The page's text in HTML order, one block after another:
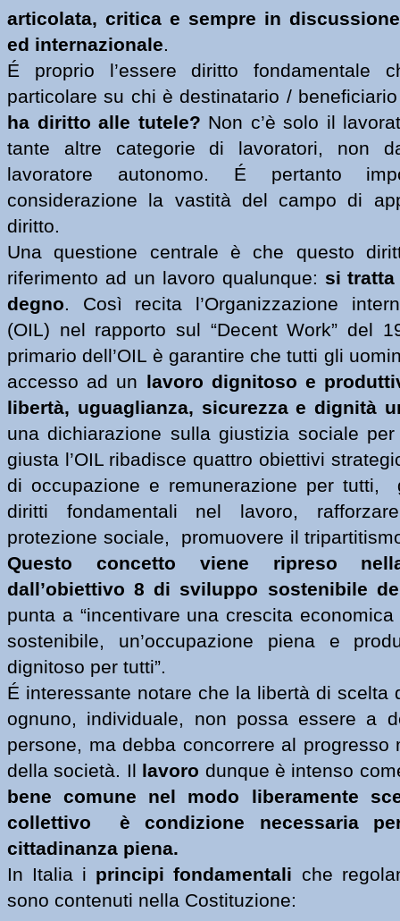
articolata, critica e sempre in
ed internazionale.
É proprio l’essere diritto fondamentale
particolare su chi è destinatario /
ha diritto alle tutele? Non c’è solo il
tante altre categorie di lavoratori, non
lavoratore autonomo. É pertanto
considerazione la vastità del campo di
diritto.
Una questione centrale è che questo
riferimento ad un lavoro qualunque: si
degno. Così recita l’Organizzazione
(OIL) nel rapporto sul “Decent Work” del
primario dell’OIL è garantire che tutti gli
accesso ad un lavoro dignitoso e
libertà, uguaglianza, sicurezza e dignità
una dichiarazione sulla giustizia sociale
giusta l’OIL ribadisce quattro obiettivi
di occupazione e remunerazione per tutti,
diritti fondamentali nel lavoro,
Questo concetto viene ripreso
dall’obiettivo 8 di sviluppo sostenibile
punta a “incentivare una crescita
sostenibile, un’occupazione piena e
dignitoso per tutti”.
É interessante notare che la libertà di scelta
ognuno, individuale, non possa essere a
persone, ma debba concorrere al progresso
della società. Il lavoro dunque è intenso
bene comune nel modo liberamente
collettivo  è condizione necessaria
cittadinanza piena.
In Italia i principi fondamentali che
sono contenuti nella Costituzione: